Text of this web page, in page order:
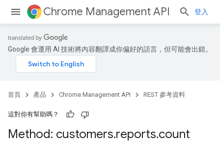
Chrome Management API 登入
Google 會運用 AI 技術將內容翻譯成你偏好的語言，但可能會出錯。
首頁 產品 Chrome Management API REST 參考資料
這對你有幫助嗎？
Method: customers.reports.count